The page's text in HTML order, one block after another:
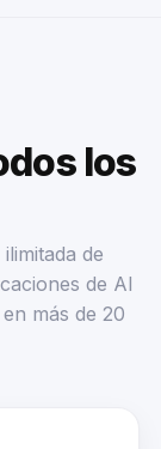
los
de
de AI
más de 20